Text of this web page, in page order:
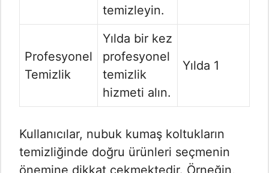
temizleyin.
Profesyonel
Temizlik
Yılda bir kez
profesyonel
temizlik
hizmeti alın.
Yılda 1
Kullanıcılar, nubuk kumaş koltukların
temizliğinde doğru ürünleri seçmenin
önemine dikkat çekmektedir. Örneğin,